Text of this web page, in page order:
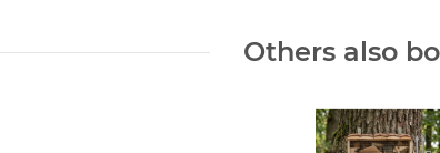
Others also